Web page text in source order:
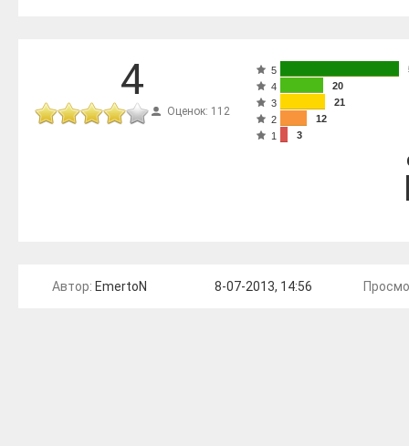
4
Оценок: 112
5
4
20
3
21
2
12
1
3
Автор: EmertoN 8-07-2013, 14:56